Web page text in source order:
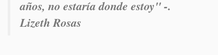
años, no estaría donde estoy" -.
Lizeth Rosas